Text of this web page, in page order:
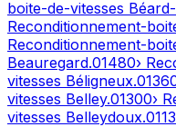
boite-de-vitesses
Reconditionnement-
Reconditionnement-
Beauregard.01480›
vitesses Béligneux.
vitesses Belley.01300›
vitesses Belleydoux.